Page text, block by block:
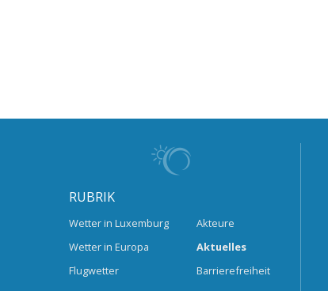
RUBRIK
Wetter in Luxemburg
Wetter in Europa
Flugwetter
Akteure
Aktuelles
Barrierefreiheit